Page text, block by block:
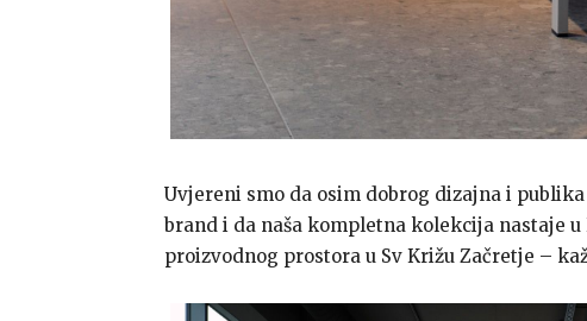
Uvjereni smo da osim dobrog dizajna i
brand i da naša kompletna kolekcija nastaje
proizvodnog prostora u Sv Križu Začretje –